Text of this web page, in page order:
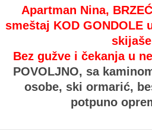
Apartman Nina,
smeštaj KOD GONDOLE
Bez gužve i čekanja u
POVOLJNO, sa
osobe, ski ormarić,
potpuno